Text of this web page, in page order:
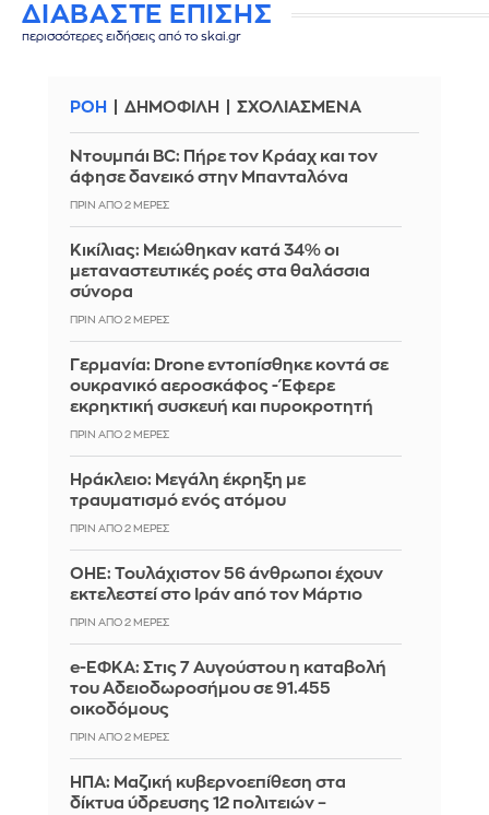
ΔΙΑΒΑΣΤΕ ΕΠΙΣΗΣ
περισσότερες ειδήσεις από το skai.gr
ΡΟΗ ΔΗΜΟΦΙΛΗ ΣΧΟΛΙΑΣΜΕΝΑ
Ντουμπάι BC: Πήρε τον Κράαχ και τον
άφησε δανεικό στην Μπανταλόνα
ΠΡΙΝ ΑΠΌ 2 ΜΈΡΕΣ
Κικίλιας: Μειώθηκαν κατά 34% οι
μεταναστευτικές ροές στα θαλάσσια
σύνορα
ΠΡΙΝ ΑΠΌ 2 ΜΈΡΕΣ
Γερμανία: Drone εντοπίσθηκε κοντά σε
ουκρανικό αεροσκάφος - Έφερε
εκρηκτική συσκευή και πυροκροτητή
ΠΡΙΝ ΑΠΌ 2 ΜΈΡΕΣ
Ηράκλειο: Μεγάλη έκρηξη με
τραυματισμό ενός ατόμου
ΠΡΙΝ ΑΠΌ 2 ΜΈΡΕΣ
ΟΗΕ: Τουλάχιστον 56 άνθρωποι έχουν
εκτελεστεί στο Ιράν από τον Μάρτιο
ΠΡΙΝ ΑΠΌ 2 ΜΈΡΕΣ
e-ΕΦΚΑ: Στις 7 Αυγούστου η καταβολή
του Αδειοδωροσήμου σε 91.455
οικοδόμους
ΠΡΙΝ ΑΠΌ 2 ΜΈΡΕΣ
ΗΠΑ: Μαζική κυβερνοεπίθεση στα
δίκτυα ύδρευσης 12 πολιτειών –